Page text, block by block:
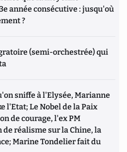
année consécutive : jusqu'où
?
(semi-orchestrée) qui
sniffe à l'Elysée, Marianne
l'Etat; Le Nobel de la Paix
de courage, l'ex PM
réalisme sur la Chine, la
Marine Tondelier fait du